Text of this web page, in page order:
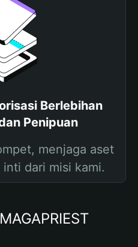
Berlebihan
Penipuan
menjaga aset
dari misi kami.